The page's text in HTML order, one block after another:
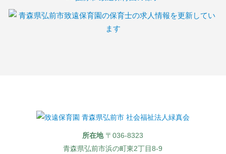
所在地〒036-8323
青森県弘前市浜の町東2丁目8-9